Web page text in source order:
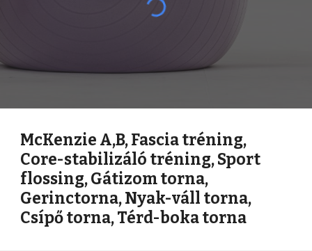
McKenzie A,B, Fascia tréning,
Core-stabilizáló tréning, Sport
flossing, Gátizom torna,
Gerinctorna, Nyak-váll torna,
Csípő torna, Térd-boka torna